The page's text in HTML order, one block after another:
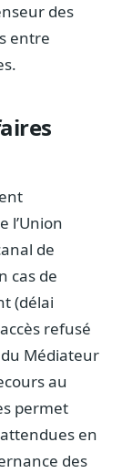
des
entre
l’Union
de
cas de
(délai
refusé
Médiateur
au
permet
en
des